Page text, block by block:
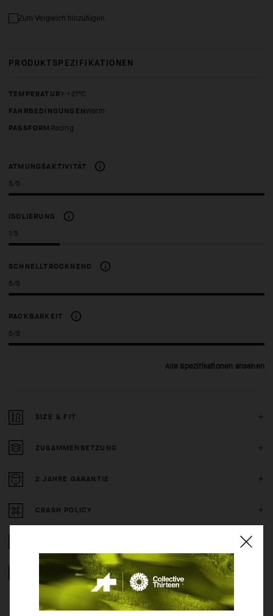
Zum Vergleich hinzufügen
PRODUKTSPEZIFIKATIONEN
TEMPERATUR
> +21°C
FAHRBEDINGUNGEN
Warm
PASSFORM
racing
ATMUNGSAKTIVITÄT
5/5
ISOLIERUNG
1/5
SCHNELLTROCKNEND
5/5
PACKBARKEIT
5/5
Alle Spezifikationen ansehen
SIZE & FIT
ZUSAMMENSETZUNG
2 JAHRE GARANTIE
CRASH POLICY
GESICHERTE ZAHLUNG